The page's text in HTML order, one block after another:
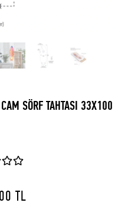
SÖRF TAHTASI 33X100
TL